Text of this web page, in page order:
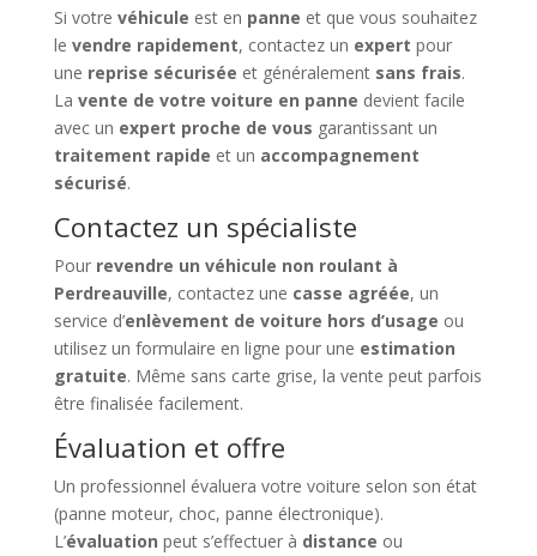
Si votre véhicule est en panne et que vous souhaitez
le vendre rapidement, contactez un expert pour
une reprise sécurisée et généralement sans frais.
La vente de votre voiture en panne devient facile
avec un expert proche de vous garantissant un
traitement rapide et un accompagnement
sécurisé.
Contactez un spécialiste
Pour revendre un véhicule non roulant à
Perdreauville, contactez une casse agréée, un
service d’enlèvement de voiture hors d’usage ou
utilisez un formulaire en ligne pour une estimation
gratuite. Même sans carte grise, la vente peut parfois
être finalisée facilement.
Évaluation et offre
Un professionnel évaluera votre voiture selon son état
(panne moteur, choc, panne électronique).
L’évaluation peut s’effectuer à distance ou